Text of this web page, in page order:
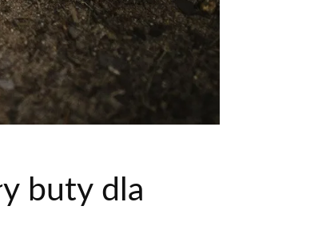
buty dla